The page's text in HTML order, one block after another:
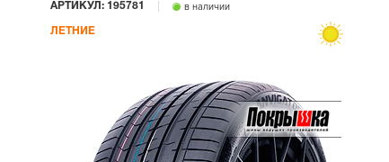
АРТИКУЛ: 195781 в наличии
ЛЕТНИЕ